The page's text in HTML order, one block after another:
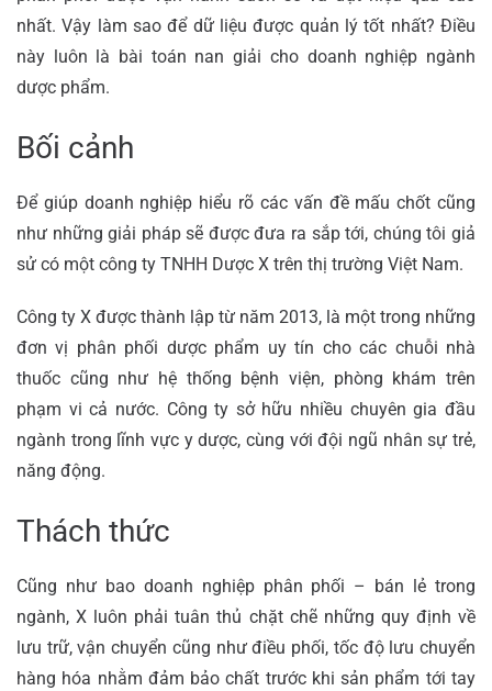
nhất. Vậy làm sao để dữ liệu được quản lý tốt nhất? Điều
này luôn là bài toán nan giải cho doanh nghiệp ngành
dược phẩm.
Bối cảnh
Để giúp doanh nghiệp hiểu rõ các vấn đề mấu chốt cũng
như những giải pháp sẽ được đưa ra sắp tới, chúng tôi giả
sử có một công ty TNHH Dược X trên thị trường Việt Nam.
Công ty X được thành lập từ năm 2013, là một trong những
đơn vị phân phối dược phẩm uy tín cho các chuỗi nhà
thuốc cũng như hệ thống bệnh viện, phòng khám trên
phạm vi cả nước. Công ty sở hữu nhiều chuyên gia đầu
ngành trong lĩnh vực y dược, cùng với đội ngũ nhân sự trẻ,
năng động.
Thách thức
Cũng như bao doanh nghiệp phân phối – bán lẻ trong
ngành, X luôn phải tuân thủ chặt chẽ những quy định về
lưu trữ, vận chuyển cũng như điều phối, tốc độ lưu chuyển
hàng hóa nhằm đảm bảo chất trước khi sản phẩm tới tay